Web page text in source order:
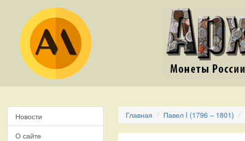
Новости
О сайте
Главная Павел I (1796 – 1801)